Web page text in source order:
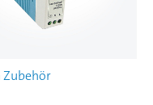
Zubehör